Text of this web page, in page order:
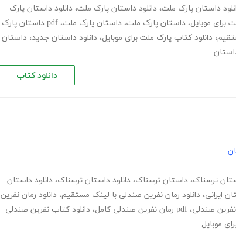
داستان پارک ملت، دانلود داستان پارک ملت، دانلود داستان پارک
برای موبایل، داستان پارک ملت، داستان پارک ملت،
pdf داستان پارک
، دانلود کتاب پارک ملت برای موبایل، دانلود داستان جدید، داستان
دانلود کتاب
ترسناک، داستان ترسناک، دانلود داستان ترسناک، دانلود داستان
ایرانی، دانلود رمان نفرین صندلی با لینک مستقیم، دانلود رمان نفرین
صندلی، pdf رمان نفرین صندلی کامل ، دانلود کتاب نفرین صندلی
موبایل